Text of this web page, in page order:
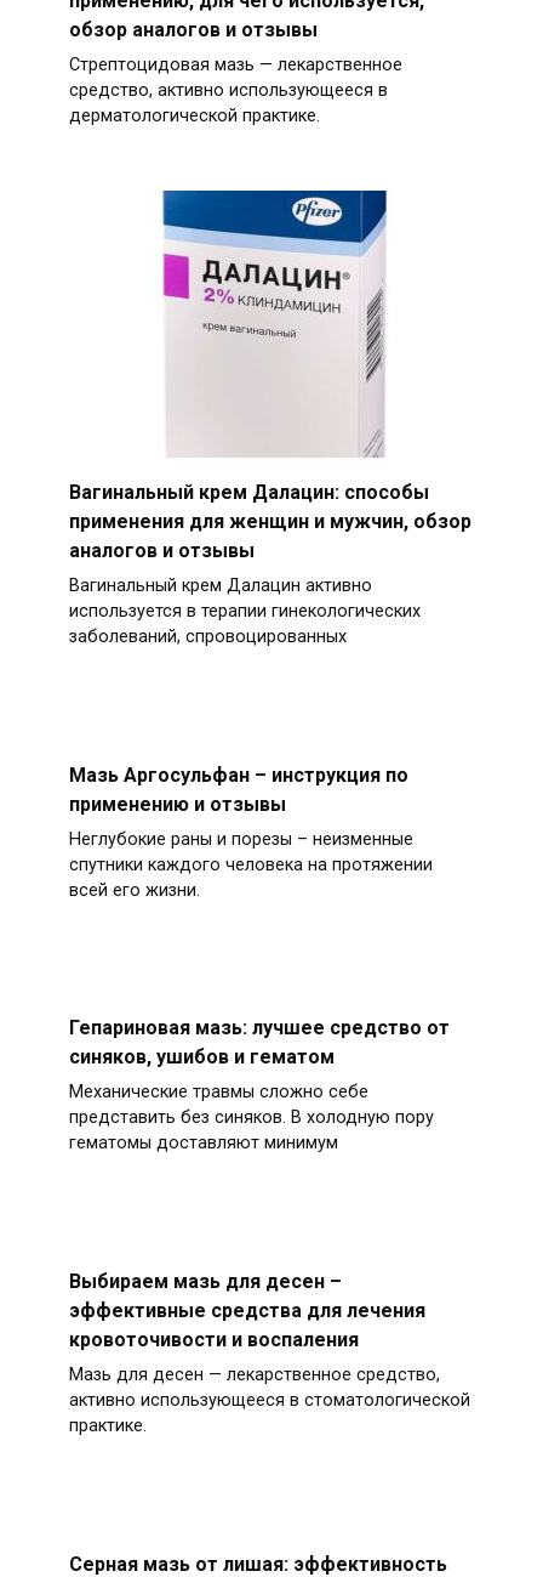
обзор аналогов и отзывы
Стрептоцидовая мазь — лекарственное
средство, активно использующееся в
дерматологической практике.
Вагинальный крем Далацин: способы
применения для женщин и мужчин, обзор
аналогов и отзывы
Вагинальный крем Далацин активно
используется в терапии гинекологических
заболеваний, спровоцированных
Мазь Аргосульфан – инструкция по
применению и отзывы
Неглубокие раны и порезы – неизменные
спутники каждого человека на протяжении
всей его жизни.
Гепариновая мазь: лучшее средство от
синяков, ушибов и гематом
Механические травмы сложно себе
представить без синяков. В холодную пору
гематомы доставляют минимум
Выбираем мазь для десен –
эффективные средства для лечения
кровоточивости и воспаления
Мазь для десен — лекарственное средство,
активно использующееся в стоматологической
практике.
Серная мазь от лишая: эффективность